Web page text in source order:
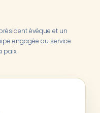
évêque et un
engagée au service
paix.